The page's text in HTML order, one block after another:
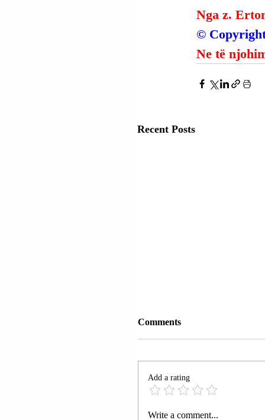
Nga z.
©
Ne të
Recent Posts
SRI LANKË | NUMRI I
Comments
Add a rating
Write a comment...